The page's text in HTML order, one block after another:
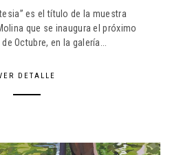
es el título de la muestra
que se inaugura el próximo
Octubre, en la galería...
DETALLE